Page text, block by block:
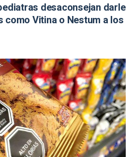
desaconsejan darle
como Vitina o Nestum a los